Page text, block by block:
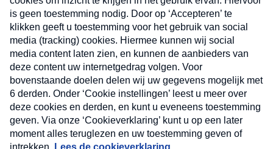
Nieuwsbrief
Neem hier een gratis abonnement op onze
nieuwsbrief. Elke vrijdag- en dinsdagochtend in uw